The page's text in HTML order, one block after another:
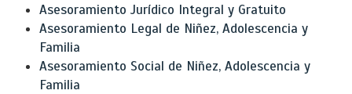
Asesoramiento Jurídico Integral y Gratuito
Asesoramiento Legal de Niñez, Adolescencia y
Familia
Asesoramiento Social de Niñez, Adolescencia y
Familia